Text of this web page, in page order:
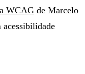
WCAG de Marcelo
acessibilidade